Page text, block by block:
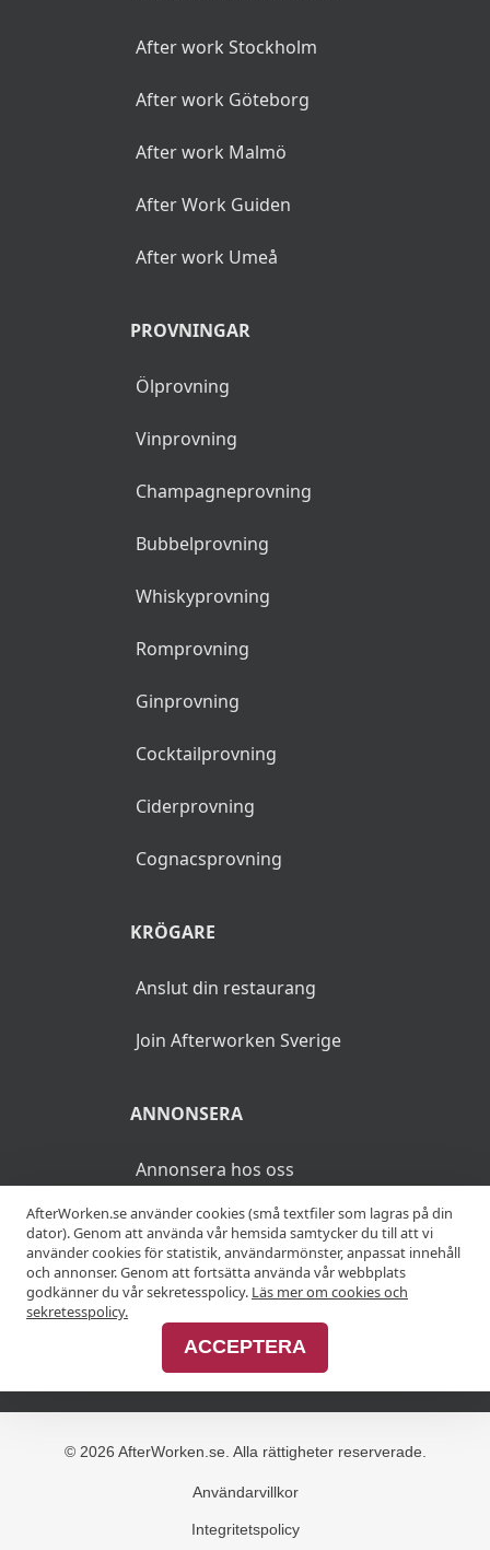
After work Stockholm
After work Göteborg
After work Malmö
After Work Guiden
After work Umeå
PROVNINGAR
Ölprovning
Vinprovning
Champagneprovning
Bubbelprovning
Whiskyprovning
Romprovning
Ginprovning
Cocktailprovning
Ciderprovning
Cognacsprovning
KRÖGARE
Anslut din restaurang
Join Afterworken Sverige
ANNONSERA
Annonsera hos oss
Advertise with us
MER
Alla afterworker
© 2026 AfterWorken.se. Alla rättigheter reserverade.
Användarvillkor
Integritetspolicy
AfterWorken.se använder cookies (små textfiler som lagras på din
dator). Genom att använda vår hemsida samtycker du till att vi
använder cookies för statistik, användarmönster, anpassat innehåll
och annonser. Genom att fortsätta använda vår webbplats
godkänner du vår sekretesspolicy. Läs mer om cookies och
sekretesspolicy.
ACCEPTERA